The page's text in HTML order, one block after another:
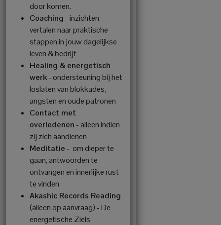
door komen.
Coaching - inzichten
vertalen naar praktische
stappen in jouw dagelijkse
leven & bedrijf
Healing & energetisch
werk- ondersteuning bij het
loslaten van blokkades,
angsten en oude patronen
Contact met
overledenen - alleen indien
zij zich aandienen
Meditatie - om dieper te
gaan, antwoorden te
ontvangen en innerlijke rust
te vinden
Akashic Records Reading
(alleen op aanvraag) - De
energetische Ziels